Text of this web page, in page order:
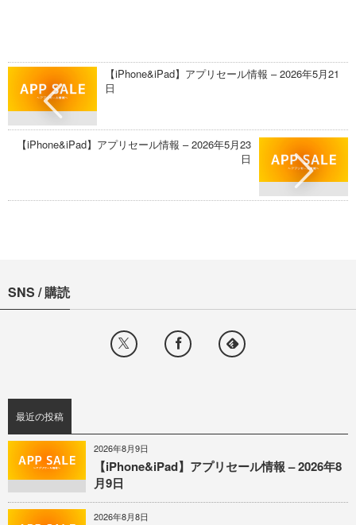
【iPhone&iPad】アプリセール情報 – 2026年5月21
日
【iPhone&iPad】アプリセール情報 – 2026年5月23
日
SNS / 購読
最近の投稿
2026年8月9日
【iPhone&iPad】アプリセール情報 – 2026年8
月9日
2026年8月8日